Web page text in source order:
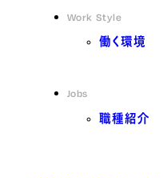
Work Style
働く環境
Jobs
職種紹介